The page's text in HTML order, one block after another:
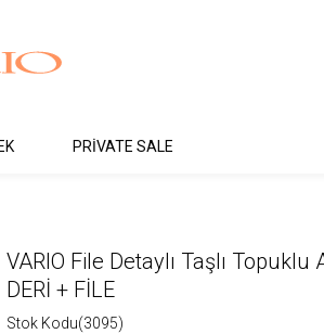
PRİVATE SALE
VARIO File Detaylı Taşlı Topuklu
DERİ + FİLE
Stok Kodu(3095)